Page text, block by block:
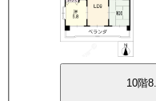
10階